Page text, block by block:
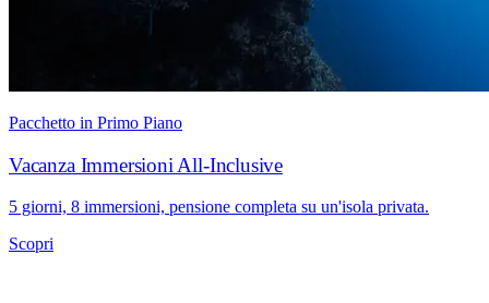
Pacchetto in Primo Piano
Vacanza Immersioni All-Inclusive
5 giorni, 8 immersioni, pensione completa su un'isola privata.
Scopri